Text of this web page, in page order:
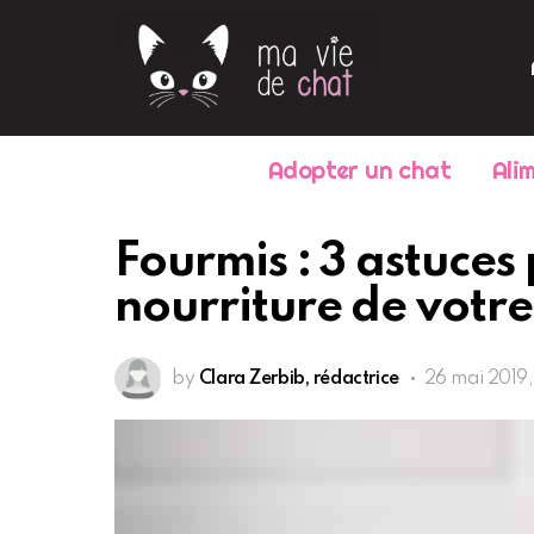
Adopter un chat
Fourmis : 3
nourriture de
by Clara Zerbib, rédactrice 26 mai 2019,